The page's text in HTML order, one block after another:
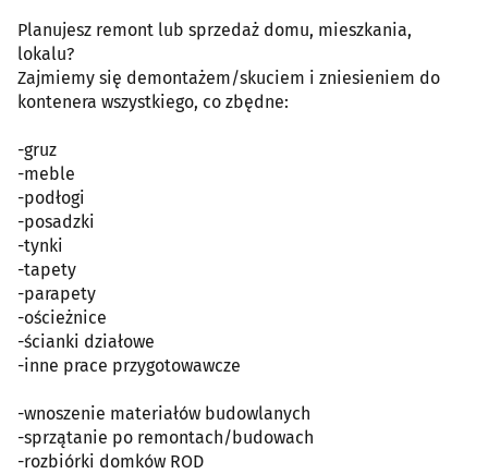
Planujesz remont lub sprzedaż domu, mieszkania,
lokalu?
Zajmiemy się demontażem/skuciem i zniesieniem do
kontenera wszystkiego, co zbędne:
-gruz
-meble
-podłogi
-posadzki
-tynki
-tapety
-parapety
-ościeżnice
-ścianki działowe
-inne prace przygotowawcze
-wnoszenie materiałów budowlanych
-sprzątanie po remontach/budowach
-rozbiórki domków ROD